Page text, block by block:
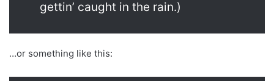
gettin’ caught in the rain.)
…or something like this: